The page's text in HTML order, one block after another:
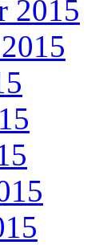
2015